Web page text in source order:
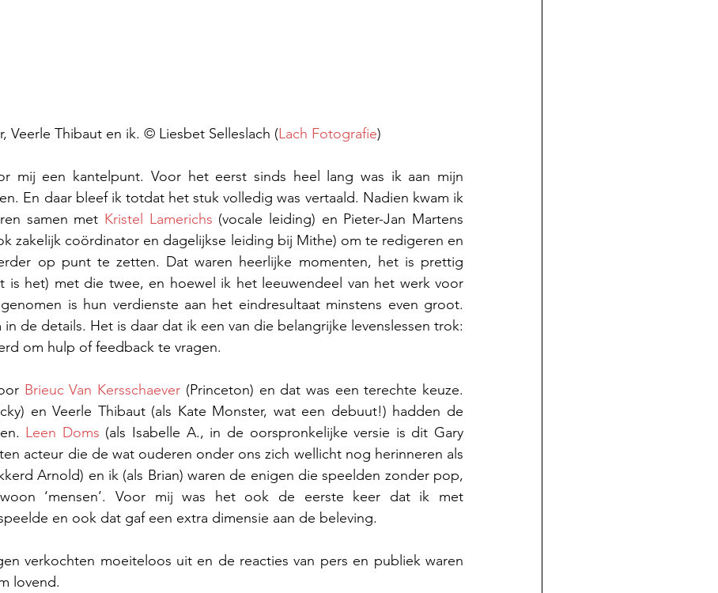
Veerle Thibaut en ik. © Liesbet Selleslach (Lach Fotografie)
mij een kantelpunt. Voor het eerst sinds heel lang was ik aan mijn
En daar bleef ik totdat het stuk volledig was vertaald. Nadien kwam ik
samen met Kristel Lamerichs (vocale leiding) en Pieter-Jan Martens
zakelijk coördinator en dagelijkse leiding bij Mithe) om te redigeren en
op punt te zetten. Dat waren heerlijke momenten, het is prettig
is het) met die twee, en hoewel ik het leeuwendeel van het werk voor
is hun verdienste aan het eindresultaat minstens even groot.
in de details. Het is daar dat ik een van die belangrijke levenslessen trok:
om hulp of feedback te vragen.
Brieuc Van Kersschaever
en Veerle Thibaut (als Kate Monster, wat een debuut!) hadden de
Leen Doms (als Isabelle A., in de oorspronkelijke versie is dit Gary
acteur die de wat ouderen onder ons zich wellicht nog herinneren als
Arnold) en ik (als Brian) waren de enigen die speelden zonder pop,
‘mensen’. Voor mij was het ook de eerste keer dat ik met
en ook dat gaf een extra dimensie aan de beleving.
verkochten moeiteloos uit en de reacties van pers en publiek waren
lovend.